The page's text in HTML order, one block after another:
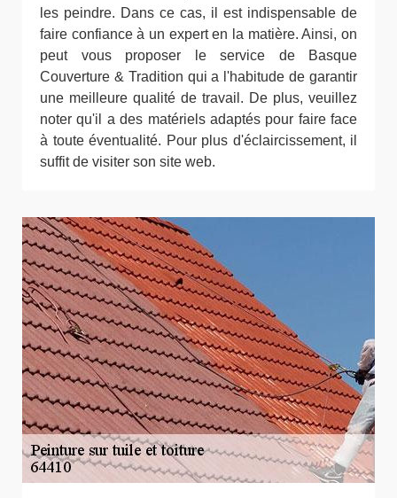
les peindre. Dans ce cas, il est indispensable de
faire confiance à un expert en la matière. Ainsi, on
peut vous proposer le service de Basque
Couverture & Tradition qui a l'habitude de garantir
une meilleure qualité de travail. De plus, veuillez
noter qu'il a des matériels adaptés pour faire face
à toute éventualité. Pour plus d'éclaircissement, il
suffit de visiter son site web.